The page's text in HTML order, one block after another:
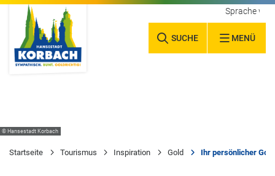
SUCHE MENÜ
Sprache
© Hansestadt Korbach
Startseite Tourismus Inspiration Gold Ihr persönlicher